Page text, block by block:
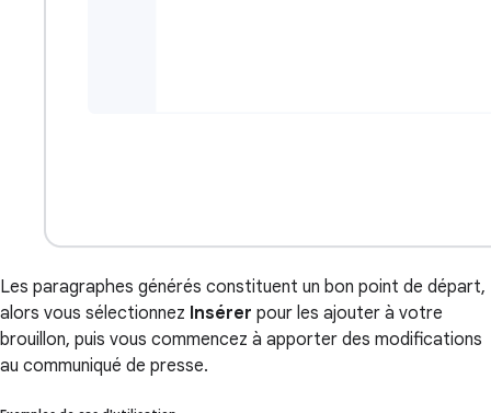
Les paragraphes générés constituent un bon point de départ,
alors vous sélectionnez Insérer pour les ajouter à votre
brouillon, puis vous commencez à apporter des modifications
au communiqué de presse.